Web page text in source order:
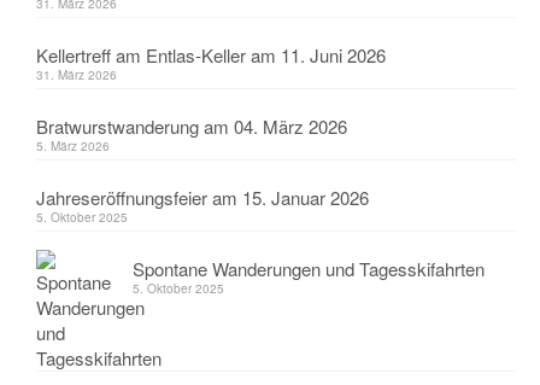
31. März 2026
Kellertreff am Entlas-Keller am 11. Juni 2026
31. März 2026
Bratwurstwanderung am 04. März 2026
5. März 2026
Jahreseröffnungsfeier am 15. Januar 2026
5. Oktober 2025
Spontane Wanderungen und Tagesskifahrten
5. Oktober 2025